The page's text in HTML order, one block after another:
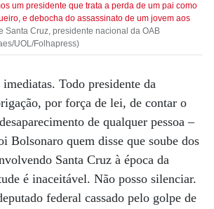
um presidente que trata a perda de um pai como
e debocha do assassinato de um jovem aos
Santa Cruz, presidente nacional da OAB
UOL/Folhapress)
Todo presidente da
por força de lei, de contar o
de qualquer pessoa –
Bolsonaro quem disse que soube dos
Santa Cruz à época da
é inaceitável. Não posso silenciar.
federal cassado pelo golpe de